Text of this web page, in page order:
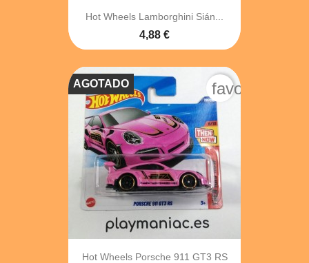
Hot Wheels Lamborghini Sián...
4,88 €
Hot Wheels Porsche 911 GT3 RS
AGOTADO